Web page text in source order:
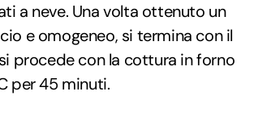
a neve. Una volta ottenuto un
e omogeneo, si termina con il
procede con la cottura in forno
per 45 minuti.